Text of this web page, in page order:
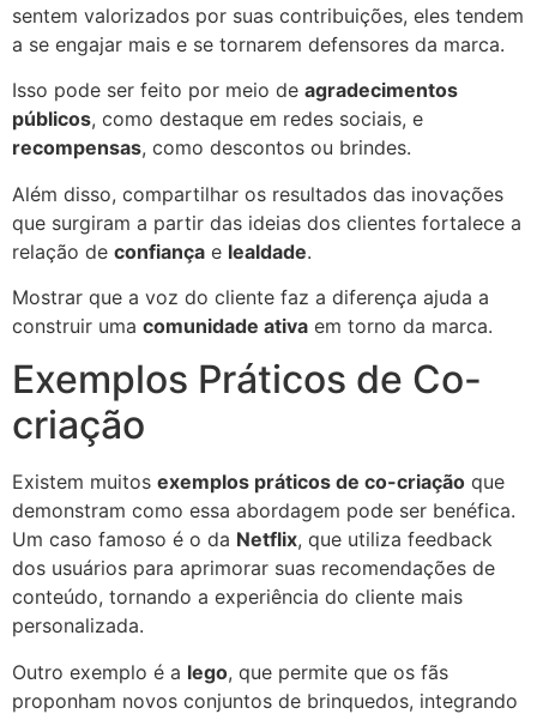
sentem valorizados por suas contribuições, eles tendem
a se engajar mais e se tornarem defensores da marca.
Isso pode ser feito por meio de agradecimentos
públicos, como destaque em redes sociais, e
recompensas, como descontos ou brindes.
Além disso, compartilhar os resultados das inovações
que surgiram a partir das ideias dos clientes fortalece a
relação de confiança e lealdade.
Mostrar que a voz do cliente faz a diferença ajuda a
construir uma comunidade ativa em torno da marca.
Exemplos Práticos de Co-
criação
Existem muitos exemplos práticos de co-criação que
demonstram como essa abordagem pode ser benéfica.
Um caso famoso é o da Netflix, que utiliza feedback
dos usuários para aprimorar suas recomendações de
conteúdo, tornando a experiência do cliente mais
personalizada.
Outro exemplo é a lego, que permite que os fãs
proponham novos conjuntos de brinquedos, integrando